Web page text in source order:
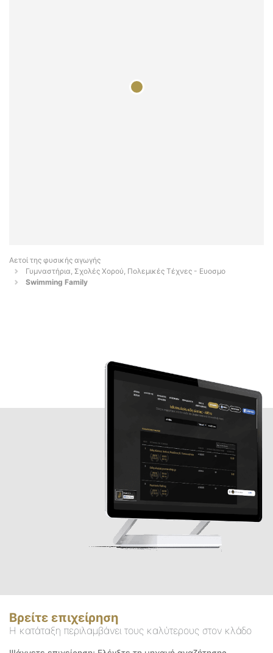
Αετοί της φυσικής αγωγής
Γυμναστήρια, Σχολές Χορού, Πολεμικές Τέχνες - Ευοσμο
Swimming Family
Βρείτε επιχείρηση
Η κατάταξη περιλαμβάνει τους καλύτερους στον κλάδο